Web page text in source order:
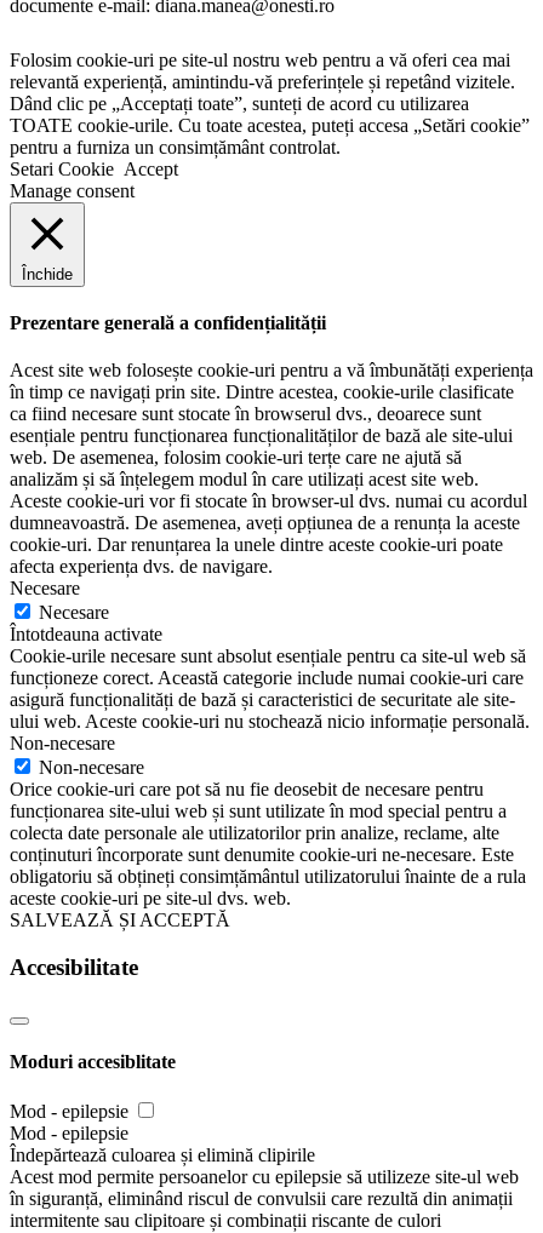
documente e-mail: diana.manea@onesti.ro
Folosim cookie-uri pe site-ul nostru web pentru a vă oferi cea mai
relevantă experiență, amintindu-vă preferințele și repetând vizitele.
Dând clic pe „Acceptați toate”, sunteți de acord cu utilizarea
TOATE cookie-urile. Cu toate acestea, puteți accesa „Setări cookie”
pentru a furniza un consimțământ controlat.
Setari Cookie Accept
Manage consent
Închide
Prezentare generală a confidențialității
Acest site web folosește cookie-uri pentru a vă îmbunătăți experiența
în timp ce navigați prin site. Dintre acestea, cookie-urile clasificate
ca fiind necesare sunt stocate în browserul dvs., deoarece sunt
esențiale pentru funcționarea funcționalităților de bază ale site-ului
web. De asemenea, folosim cookie-uri terțe care ne ajută să
analizăm și să înțelegem modul în care utilizați acest site web.
Aceste cookie-uri vor fi stocate în browser-ul dvs. numai cu acordul
dumneavoastră. De asemenea, aveți opțiunea de a renunța la aceste
cookie-uri. Dar renunțarea la unele dintre aceste cookie-uri poate
afecta experiența dvs. de navigare.
Necesare
Necesare
Întotdeauna activate
Cookie-urile necesare sunt absolut esențiale pentru ca site-ul web să
funcționeze corect. Această categorie include numai cookie-uri care
asigură funcționalități de bază și caracteristici de securitate ale site-
ului web. Aceste cookie-uri nu stochează nicio informație personală.
Non-necesare
Non-necesare
Orice cookie-uri care pot să nu fie deosebit de necesare pentru
funcționarea site-ului web și sunt utilizate în mod special pentru a
colecta date personale ale utilizatorilor prin analize, reclame, alte
conținuturi încorporate sunt denumite cookie-uri ne-necesare. Este
obligatoriu să obțineți consimțământul utilizatorului înainte de a rula
aceste cookie-uri pe site-ul dvs. web.
SALVEAZĂ ȘI ACCEPTĂ
Accesibilitate
Moduri accesiblitate
Mod - epilepsie
Mod - epilepsie
Îndepărtează culoarea și elimină clipirile
Acest mod permite persoanelor cu epilepsie să utilizeze site-ul web
în siguranță, eliminând riscul de convulsii care rezultă din animații
intermitente sau clipitoare și combinații riscante de culori